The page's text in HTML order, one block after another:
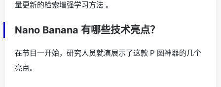
量更新的检索增强学习方法 。
Nano Banana 有哪些技术亮点？
在节目一开始，研究人员就演展示了这款 P 图神器的几个
亮点。